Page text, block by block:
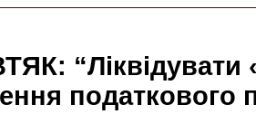
“Ліквідувати
податкового